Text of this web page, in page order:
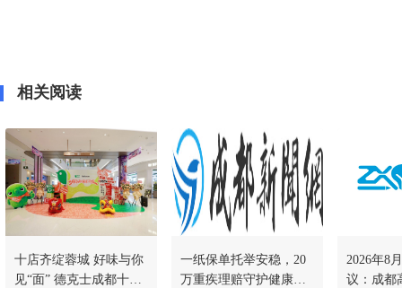
相关阅读
十店齐绽蓉城 好味与你
见“面” 德克士成都十店
一纸保单托举安稳，20
万重疾理赔守护健康人
2026年8
议：成都